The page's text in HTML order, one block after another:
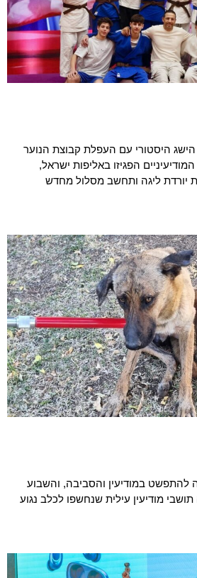
היסטורי עם העפלת קבוצת הנוער
הפגיזו באליפות ישראל,
יורדת ליגה ותחשב מסלול מחדש
במודיעין והסביבה, והשבוע
מודיעין עילית שנחשפו לכלב נגוע